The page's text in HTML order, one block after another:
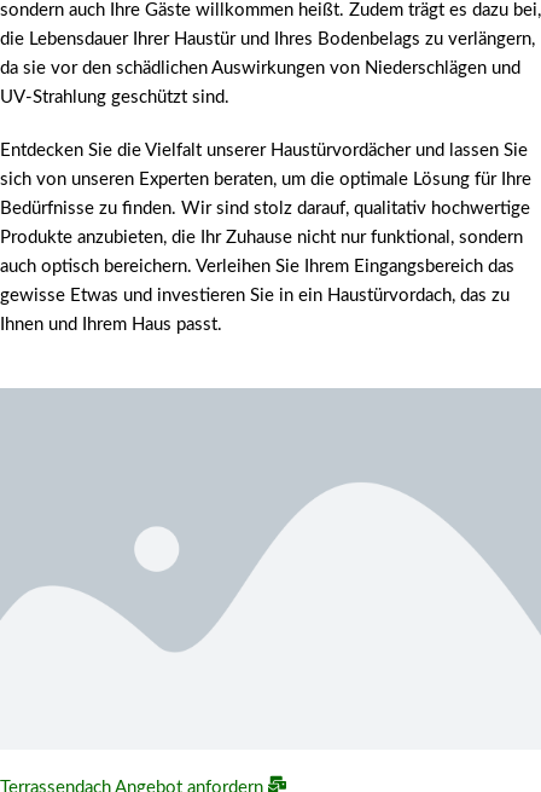
sondern auch Ihre Gäste willkommen heißt. Zudem trägt es dazu bei,
die Lebensdauer Ihrer Haustür und Ihres Bodenbelags zu verlängern,
da sie vor den schädlichen Auswirkungen von Niederschlägen und
UV-Strahlung geschützt sind.
Entdecken Sie die Vielfalt unserer Haustürvordächer und lassen Sie
sich von unseren Experten beraten, um die optimale Lösung für Ihre
Bedürfnisse zu finden. Wir sind stolz darauf, qualitativ hochwertige
Produkte anzubieten, die Ihr Zuhause nicht nur funktional, sondern
auch optisch bereichern. Verleihen Sie Ihrem Eingangsbereich das
gewisse Etwas und investieren Sie in ein Haustürvordach, das zu
Ihnen und Ihrem Haus passt.
Terrassendach Angebot anfordern